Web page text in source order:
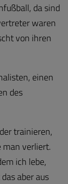
da sind
waren
von ihren
einen
des
trainieren,
man verliert.
ich lebe,
aber aus